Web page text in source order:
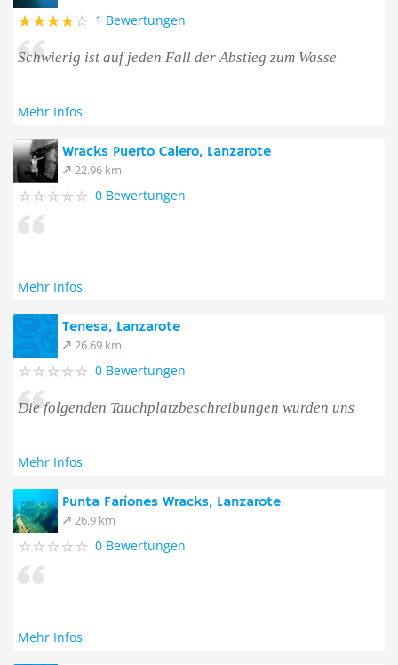
1 Bewertungen
Schwierig ist auf jeden Fall der Abstieg zum Wasse
Mehr Infos
Wracks Puerto Calero, Lanzarote
22.96 km
0 Bewertungen
Mehr Infos
Tenesa, Lanzarote
26.69 km
0 Bewertungen
Die folgenden Tauchplatzbeschreibungen wurden uns
Mehr Infos
Punta Fariones Wracks, Lanzarote
26.9 km
0 Bewertungen
Mehr Infos